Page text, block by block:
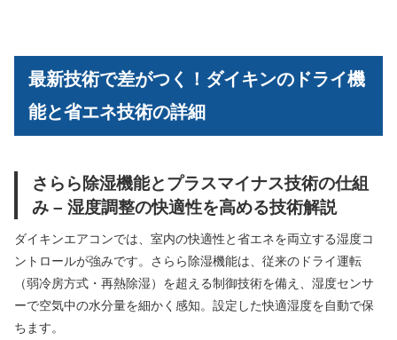
最新技術で差がつく！ダイキンのドライ機
能と省エネ技術の詳細
さらら除湿機能とプラスマイナス技術の仕組
み – 湿度調整の快適性を高める技術解説
ダイキンエアコンでは、室内の快適性と省エネを両立する湿度コ
ントロールが強みです。さらら除湿機能は、従来のドライ運転
（弱冷房方式・再熱除湿）を超える制御技術を備え、湿度センサ
ーで空気中の水分量を細かく感知。設定した快適湿度を自動で保
ちます。